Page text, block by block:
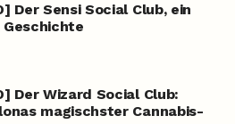
Der Sensi Social Club, ein
Der Wizard Social Club:
magischster Cannabis-